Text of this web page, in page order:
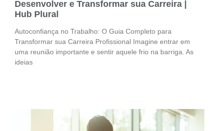
Desenvolver e Transformar sua Carreira |
Hub Plural
Autoconfiança no Trabalho: O Guia Completo para
Transformar sua Carreira Profissional Imagine entrar em
uma reunião importante e sentir aquele frio na barriga. As
ideias